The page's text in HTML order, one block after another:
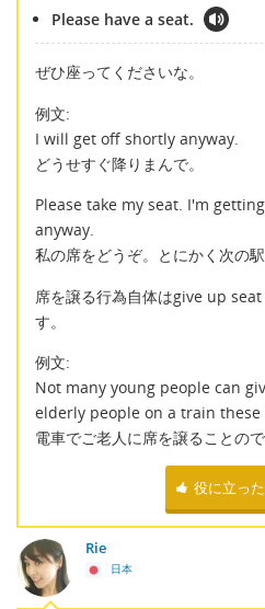
Please have a seat.
ぜひ座ってくださいな。
例文:
I will get off shortly anyway.
どうせすぐ降りまんで。
Please take my seat. I'm
anyway.
私の席をどうぞ。とにかく次の駅
席を譲る行為自体はgive up
す。
例文:
Not many young people can
elderly people on a train these
電車でご老人に席を譲ることの
役に立った
Rie
日本